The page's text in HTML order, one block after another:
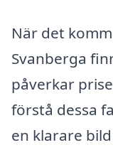
När det
Svanberga
påverkar
förstå dessa
en klarare